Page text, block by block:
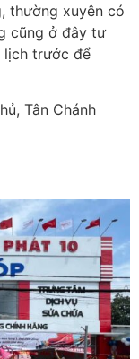
thường xuyên có
cũng ở đây tư
trước để
Tân Chánh